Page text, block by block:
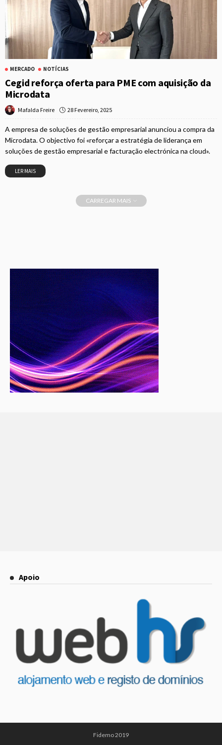
MERCADO NOTÍCIAS
Cegid reforça oferta para PME com aquisição da
Microdata
Mafalda Freire 28 Fevereiro, 2025
A empresa de soluções de gestão empresarial anunciou a compra da
Microdata. O objectivo foi «reforçar a estratégia de liderança em
soluções de gestão empresarial e facturação electrónica na cloud».
LER MAIS
CARREGAR MAIS
Apoio
Fidemo 2019